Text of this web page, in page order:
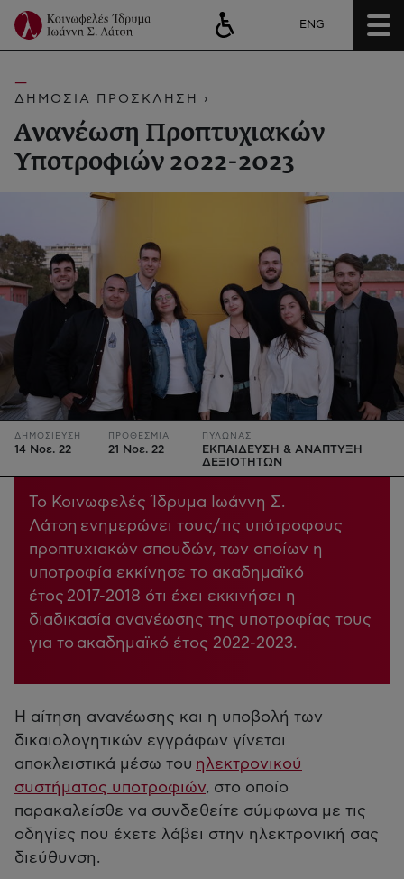
ENG
ΔΗΜΟΣΙΑ ΠΡΟΣΚΛΗΣΗ ›
Ανανέωση Προπτυχιακών
Υποτροφιών 2022-2023
ΔΗΜΟΣΙΕΥΣΗ
14 Νοε. 22
ΠΡΟΘΕΣΜΙΑ
21 Νοε. 22
ΠΥΛΩΝΑΣ
ΕΚΠΑΙΔΕΥΣΗ & ΑΝΑΠΤΥΞΗ
ΔΕΞΙΟΤΗΤΩΝ
Το Κοινωφελές Ίδρυμα Ιωάννη Σ.
Λάτση ενημερώνει τους/τις υπότροφους
προπτυχιακών σπουδών, των οποίων η
υποτροφία εκκίνησε το ακαδημαϊκό
έτος 2017-2018 ότι έχει εκκινήσει η
διαδικασία ανανέωσης της υποτροφίας τους
για το ακαδημαϊκό έτος 2022-2023.
Η αίτηση ανανέωσης και η υποβολή των
δικαιολογητικών εγγράφων γίνεται
αποκλειστικά μέσω του ηλεκτρονικού
συστήματος υποτροφιών, στο οποίο
παρακαλείσθε να συνδεθείτε σύμφωνα με τις
οδηγίες που έχετε λάβει στην ηλεκτρονική σας
διεύθυνση.